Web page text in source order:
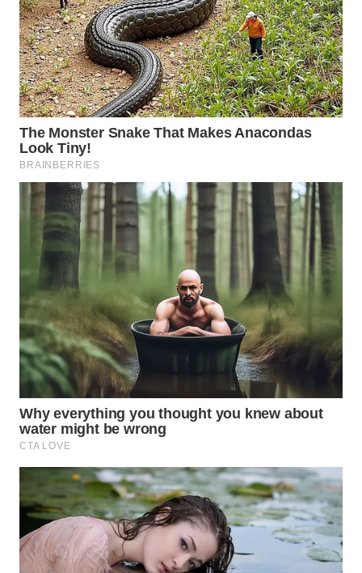
WN
BOGOR
WN
DEPOK
WN
TAPANULI
UTARA
WN
SAMOSIR
WN
PADANG
LAWAS
WN
SUMEDANG
WN
CIANJUR
WN
KEPULAUAN
SERIBU
WN